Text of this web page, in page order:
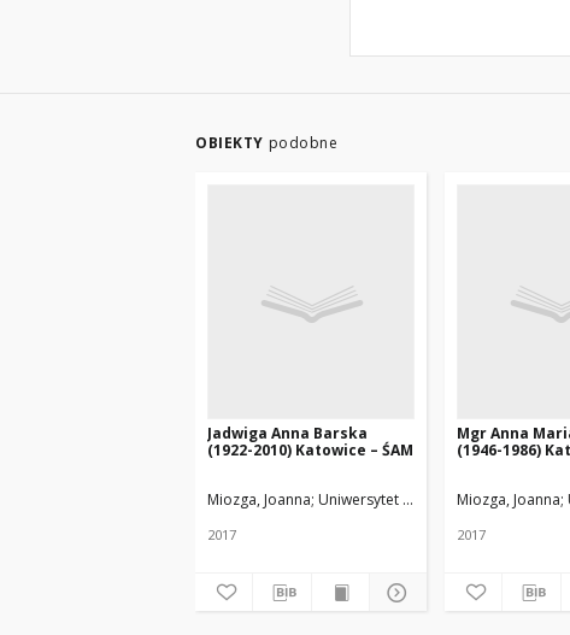
OBIEKTY podobne
Jadwiga Anna Barska
(1922-2010) Katowice – ŚAM
Miozga, Joanna Uniwersytet Medyczny w Łodzi
2017
Mgr Anna
(1946-1986)
Miozga, Joanna
2017